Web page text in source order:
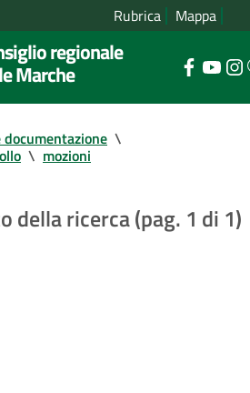
Rubrica Mappa
regionale
Marche
\
\ mozioni
della ricerca (pag. 1 di 1)